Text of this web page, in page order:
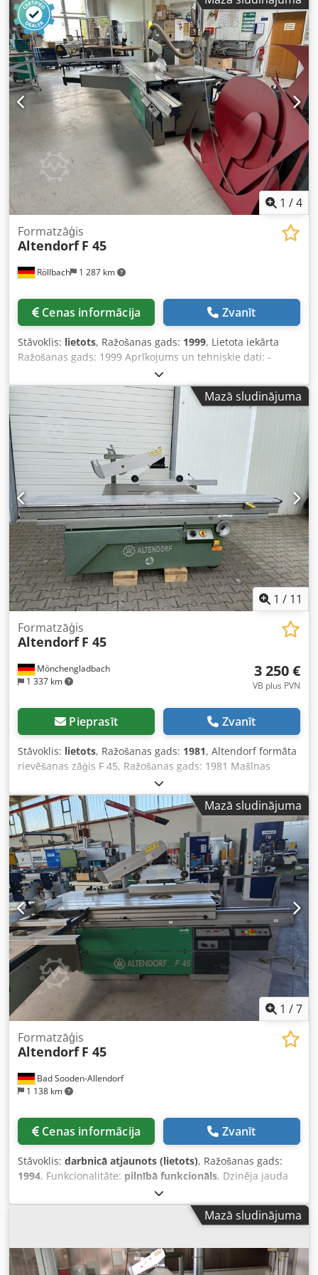
Digitāls noliekuma leņķa un griešanas augstuma indikators
- CE izpildījums - Griešanas garums 3000 mm - Ar centra
un gala pozīciju fiksāciju - Griešanas platums 1300 mm -
Precīza paralēlās lineālas regulēšana - Maksimālais zāģa
asmens diametrs 450 mm Dedpfx Apszk N Szjnjck -
Maksimālais griešanas augstums 150 mm - Maksimālais
griešanas augstums pie 45° apm. 106 mm - Motors 5,5 kW
ar 4 ātrumiem 3000/4000/5000/6000 apgr./min., manuāli
regulējams - Ar automātisku bremzi un digitālu
apgriezienu skaitītāju - 2 asu priekšgriezējs ar
elektromotorisku augstuma un sānu regulēšanu - RAPIDO
priekšgriešanas sistēma - DUPLEX divpusēja leņķa lineāla
apturētājs Pieejamība: īstermiņā Noliktavas atrašanās
vieta: 63934 Röllbach
1 /4
Röllbach 1 287 km
Formatzāģis
Altendorf F 45
Cenas informācija Zvanīt
Stāvoklis: lietots, Ražošanas gads: 1999, Lietota iekārta
Ražošanas gads: 1999 Aprīkojums un tehniskie dati: -
Aprīkota ar elektromotoru, kas nodrošina galvenās zāģa
asmens augstuma un leņķa regulēšanu; izmēru ievade
notiek, izmantojot tastatūru. - Digitāls displejs, kas parāda
leņķi un griezuma augstumu. - CE versija. - Griezuma
garums 3000 mm. - Aprīkota ar centra un galējās pozīcijas
bloķēšanas mehānismu. - Griezuma platums 1000 mm.
Dcedpfx Apezk N Ngjnsk - Aprīkota ar digitālu displeju un
smalku regulēšanu. - Griezuma augstums līdz 175 mm, ja
zāģa asmens diametrs ir 500 mm (šajā gadījumā ir jāizņem
priekšzāģis). - Motors 5,5 kW ar 4 ātrumiem: 3/45/6000
apgr./min., regulējams manuāli. - Aprīkota ar automātisko
bremzi un digitālu displeju, kas rāda ātrumu. - 2 asu
priekšzāģis ar elektromotoru, kas nodrošina augstuma un
sānu regulēšanu. Pieejamība: īsā laikā. Uzglabāšanas vieta:
63934 Rēlbaha.
Mazā sludinājuma
1 / 11
Mönchengladbach
1 337 km
Formatzāģis
Altendorf F 45
3 250 €
VB plus PVN
Pieprasīt Zvanīt
Stāvoklis: lietots, Ražošanas gads: 1981, Altendorf formāta
rievēšanas zāģis F 45, Ražošanas gads: 1981 Mašīnas
numurs: 81-5-37 Motors 5,5 kW / 400 volti Priekšgriešanas
agregāts 0,75 kW Dcedpfx Aozm S S Njpnsk Griezuma
garums 2800 mm Griezuma platums 1000 mm
Pacelšana/nolaidšana un pagriešana līdz 45° ar rokas
riteņa palīdzību Ātrumi 3, 4, 5 un 6000 apgr./min. Maks.
zāģa diska diametrs 400 mm Maks. griezuma augstums
130 mm Paralēlais aizsardzības mehānisms Leņķa
griezuma atdures ierīce
Mazā sludinājuma
1 /7
Bad Sooden-Allendorf
1 138 km
Formatzāģis
Altendorf F 45
Cenas informācija Zvanīt
Stāvoklis: darbnicā atjaunots (lietots), Ražošanas gads:
1994, Funkcionalitāte: pilnībā funkcionāls, Dzinēja jauda
50Hz 3~ 400V 5,5kW bīdāmais galds 2800 mm bez
priekšgriezēja digitāls leņķa regulēšanas indikators digitāls
apgriezienu indikators hidrauliska pacelšana / nolaišana /
mm paralēlais lineāls manuāls LAP lāzera sistēma slīpais
pieturas stienis (mazs) zāģripas diametrs 250 - 450 mm
Mazā sludinājuma